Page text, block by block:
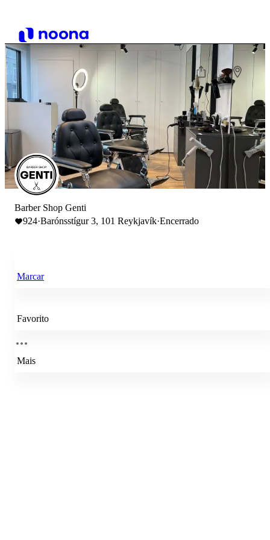
Barber Shop Genti
924·Barónsstígur 3, 101 Reykjavík·Encerrado
Marcar
Favorito
Mais